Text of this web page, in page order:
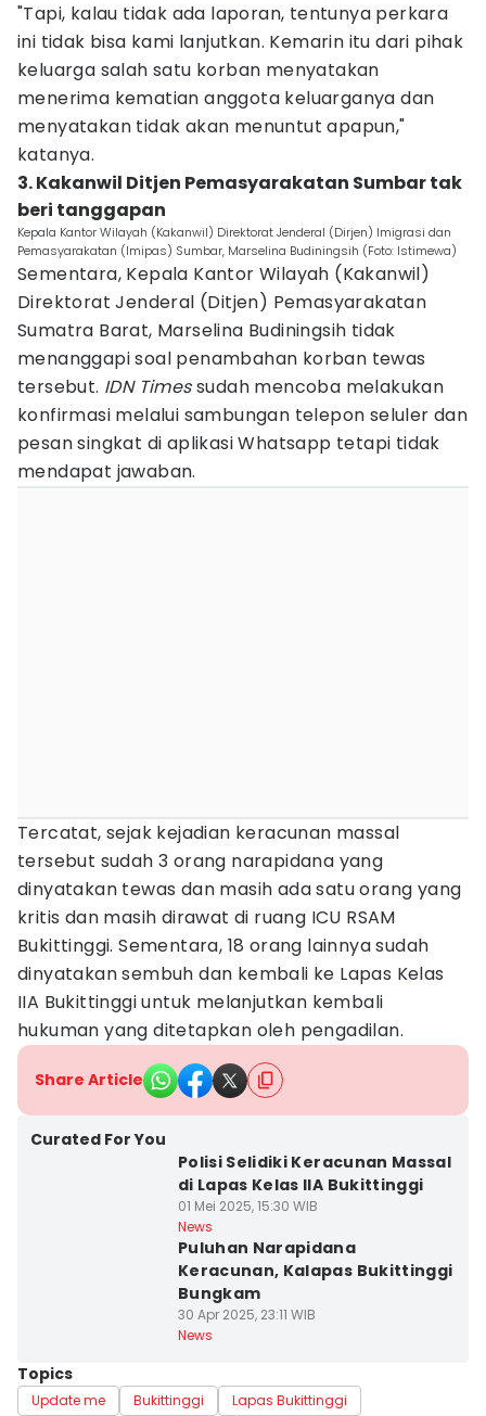
"Tapi, kalau tidak ada laporan, tentunya perkara
ini tidak bisa kami lanjutkan. Kemarin itu dari pihak
keluarga salah satu korban menyatakan
menerima kematian anggota keluarganya dan
menyatakan tidak akan menuntut apapun,"
katanya.
3. Kakanwil Ditjen Pemasyarakatan Sumbar tak
beri tanggapan
Kepala Kantor Wilayah (Kakanwil) Direktorat Jenderal (Dirjen) Imigrasi dan
Pemasyarakatan (Imipas) Sumbar, Marselina Budiningsih (Foto: Istimewa)
Sementara, Kepala Kantor Wilayah (Kakanwil)
Direktorat Jenderal (Ditjen) Pemasyarakatan
Sumatra Barat, Marselina Budiningsih tidak
menanggapi soal penambahan korban tewas
tersebut. IDN Timessudah mencoba melakukan
konfirmasi melalui sambungan telepon seluler dan
pesan singkat di aplikasi Whatsapp tetapi tidak
mendapat jawaban.
Tercatat, sejak kejadian keracunan massal
tersebut sudah 3 orang narapidana yang
dinyatakan tewas dan masih ada satu orang yang
kritis dan masih dirawat di ruang ICU RSAM
Bukittinggi. Sementara, 18 orang lainnya sudah
dinyatakan sembuh dan kembali ke Lapas Kelas
IIA Bukittinggi untuk melanjutkan kembali
hukuman yang ditetapkan oleh pengadilan.
Share Article
Curated For You
Polisi Selidiki Keracunan Massal
di Lapas Kelas IIA Bukittinggi
01 Mei 2025, 15:30 WIB
News
Puluhan Narapidana
Keracunan, Kalapas Bukittinggi
Bungkam
30 Apr 2025, 23:11 WIB
News
Topics
Update me Bukittinggi
Lapas Bukittinggi